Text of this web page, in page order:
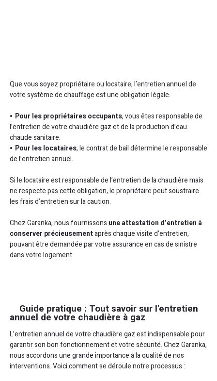
Que vous soyez propriétaire ou locataire, l’entretien annuel de
votre système de chauffage est une obligation légale.
Pour les propriétaires occupants, vous êtes responsable de
l’entretien de votre chaudière gaz et de la production d’eau
chaude sanitaire.
Pour les locataires, le contrat de bail détermine le responsable
de l’entretien annuel.
Si le locataire est responsable de l’entretien de la chaudière mais
ne respecte pas cette obligation, le propriétaire peut soustraire
les frais d’entretien sur la caution.
Chez Garanka, nous fournissons une attestation d’entretien à
conserver précieusementaprès chaque visite d’entretien,
pouvant être demandée par votre assurance en cas de sinistre
dans votre logement.
Guide pratique : Tout savoir sur l'entretien
annuel de votre chaudière à gaz
L’entretien annuel de votre chaudière gaz est indispensable pour
garantir son bon fonctionnement et votre sécurité. Chez Garanka,
nous accordons une grande importance à la qualité de nos
interventions. Voici comment se déroule notre processus :